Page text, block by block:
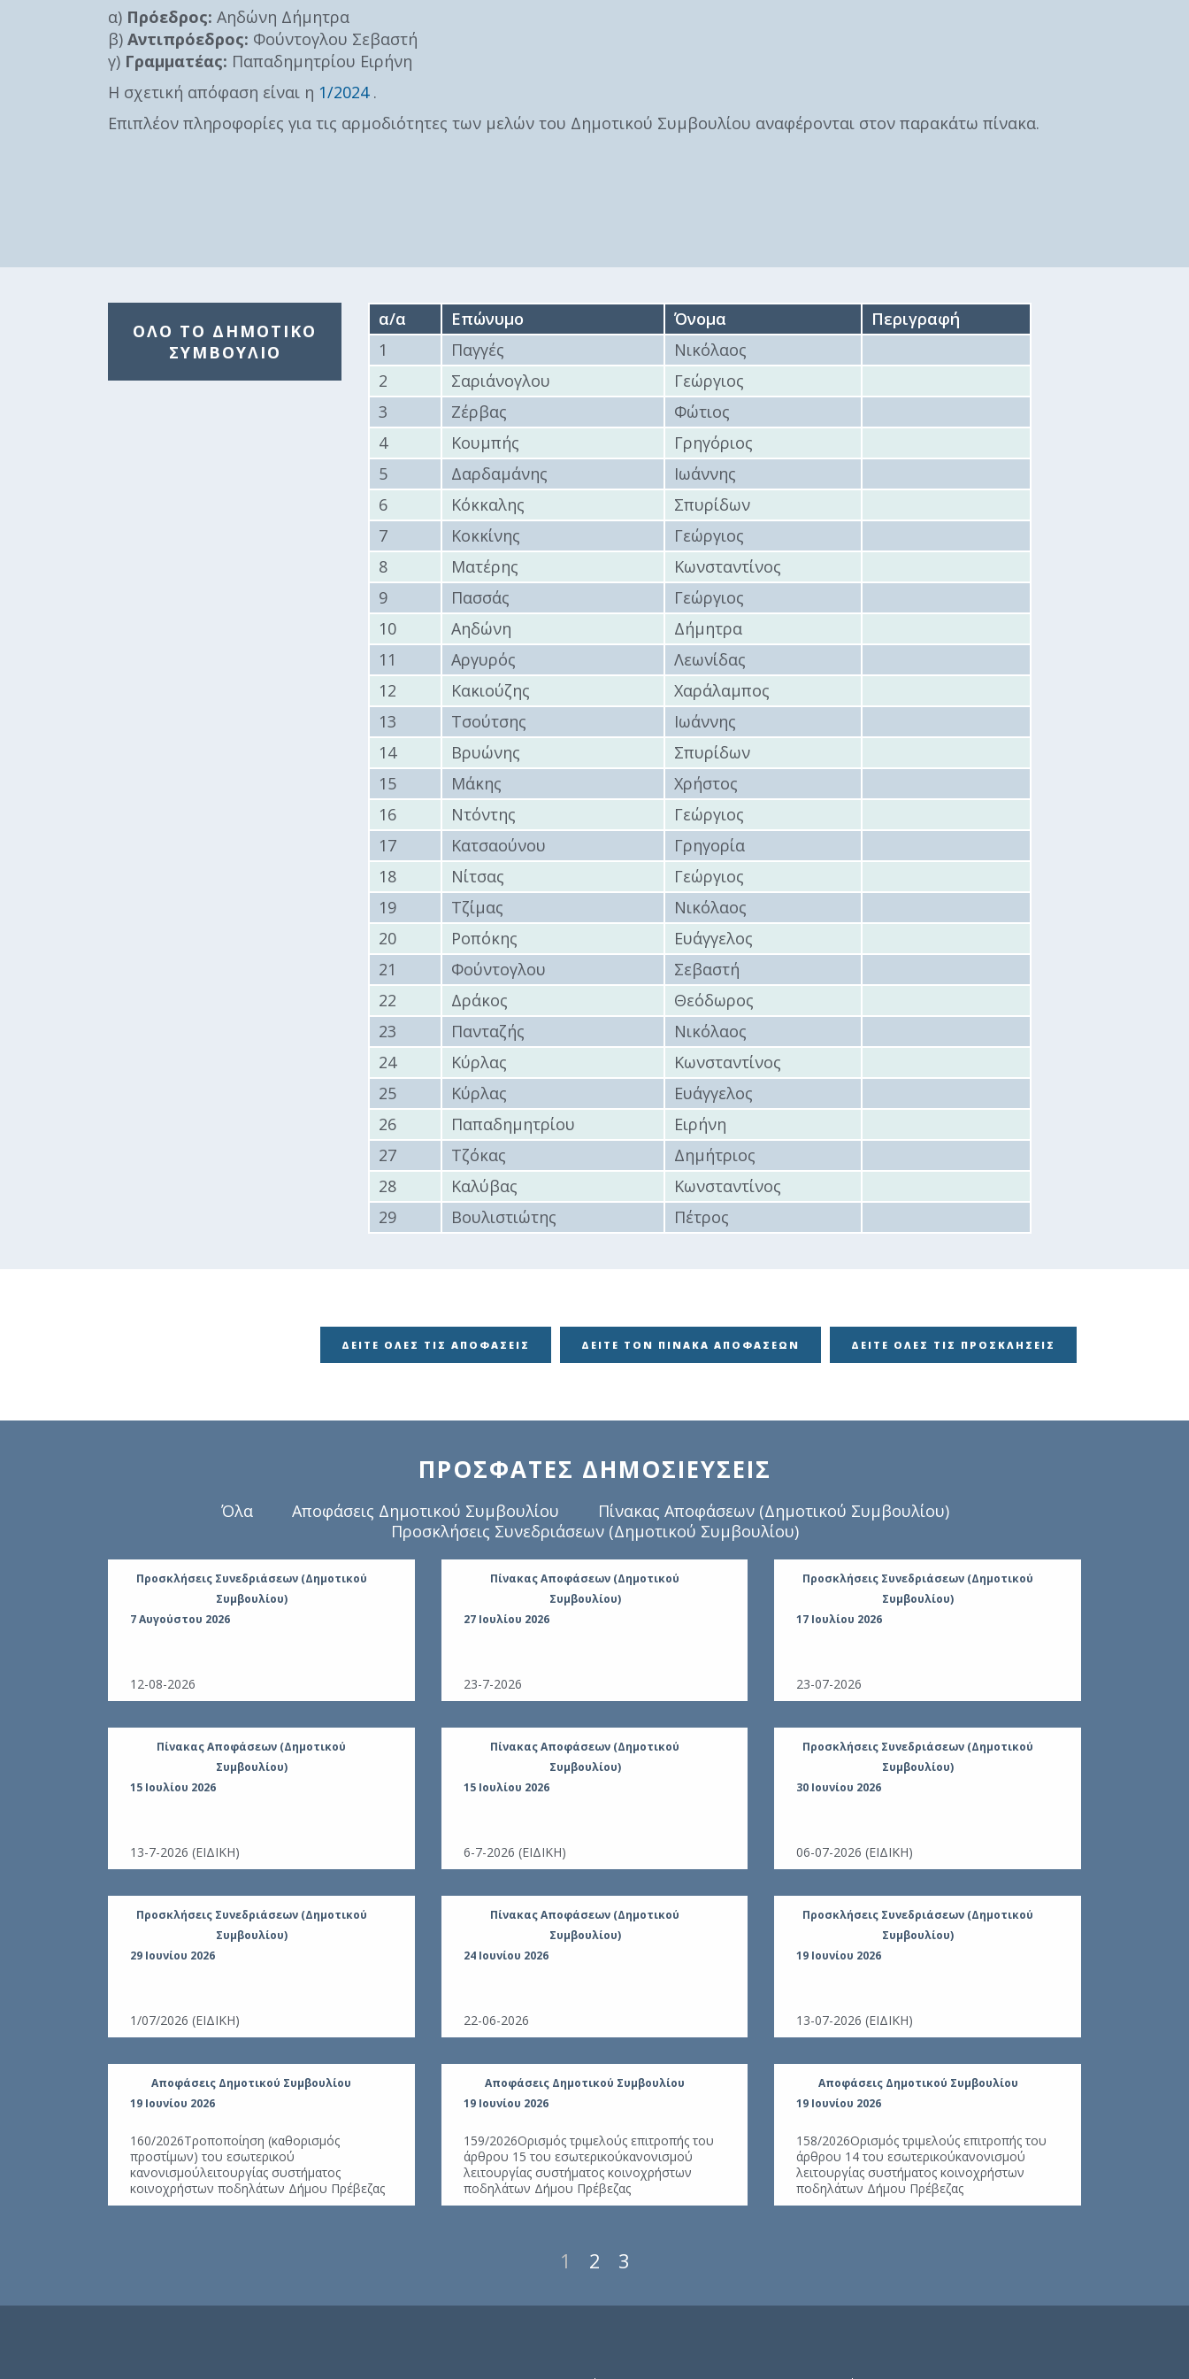
Επιτροπή
Δημοτικές
Ενότητες
Παιδικοί σταθμοί
Πρόγραμμα
Εκδηλώσεις
Δημοτική
Βιβλιοθήκη
Εθελοντισμού
Δήμου Πρέβεζας
Κέντρο δια βίου
α) Πρόεδρος: Αηδώνη Δήμητρα
β) Αντιπρόεδρος: Φούντογλου Σεβαστή
γ) Γραμματέας: Παπαδημητρίου Ειρήνη
Η σχετική απόφαση είναι η 1/2024.
Επιπλέον πληροφορίες για τις αρμοδιότητες των μελών του Δημοτικού Συμβουλίου αναφέρονται στον παρακάτω πίνακα.
ΌΛΟ ΤΟ ΔΗΜΟΤΙΚΌ
ΣΥΜΒΟΎΛΙΟ
α/α Επώνυμο Όνομα
Περιγραφή
1
Παγγές
Νικόλαος
2
Σαριάνογλου
Γεώργιος
3
Ζέρβας
Φώτιος
4
Κουμπής
Γρηγόριος
5
Δαρδαμάνης
Ιωάννης
6
Κόκκαλης
Σπυρίδων
7
Κοκκίνης
Γεώργιος
8
Ματέρης
Κωνσταντίνος
9
Πασσάς
Γεώργιος
10
Αηδώνη
Δήμητρα
11
Αργυρός
Λεωνίδας
12
Κακιούζης
Χαράλαμπος
13
Τσούτσης
Ιωάννης
14
Βρυώνης
Σπυρίδων
15
Μάκης
Χρήστος
16
Ντόντης
Γεώργιος
17
Κατσαούνου
Γρηγορία
18
Νίτσας
Γεώργιος
19
Τζίμας
Νικόλαος
20
Ροπόκης
Ευάγγελος
21
Φούντογλου
Σεβαστή
22
Δράκος
Θεόδωρος
23
Πανταζής
Νικόλαος
24
Κύρλας
Κωνσταντίνος
25
Κύρλας
Ευάγγελος
26
Παπαδημητρίου
Ειρήνη
27
Τζόκας
Δημήτριος
28
Καλύβας
Κωνσταντίνος
29
Βουλιστιώτης Πέτρος
ΔΕΊΤΕ ΌΛΕΣ ΤΙΣ ΠΡΟΣΚΛΉΣΕΙΣ
ΔΕΊΤΕ ΤΟΝ ΠΊΝΑΚΑ ΑΠΟΦΆΣΕΩΝ
ΔΕΊΤΕ ΌΛΕΣ ΤΙΣ ΑΠΟΦΆΣΕΙΣ
ΠΡΟΣΦΑΤΕΣ ΔΗΜΟΣΙΕΥΣΕΙΣ
Όλα Αποφάσεις Δημοτικού Συμβουλίου
Πίνακας Αποφάσεων (Δημοτικού Συμβουλίου)
Προσκλήσεις Συνεδριάσεων (Δημοτικού Συμβουλίου)
Προσκλήσεις Συνεδριάσεων (Δημοτικού
Συμβουλίου)
7 Αυγούστου 2026
12-08-2026
Πίνακας Αποφάσεων (Δημοτικού
Συμβουλίου)
27 Ιουλίου 2026
23-7-2026
Προσκλήσεις Συνεδριάσεων (Δημοτικού
Συμβουλίου)
17 Ιουλίου 2026
23-07-2026
Πίνακας Αποφάσεων (Δημοτικού
Συμβουλίου)
15 Ιουλίου 2026
13-7-2026 (ΕΙΔΙΚΗ)
Πίνακας Αποφάσεων (Δημοτικού
Συμβουλίου)
15 Ιουλίου 2026
6-7-2026 (ΕΙΔΙΚΗ)
Προσκλήσεις Συνεδριάσεων (Δημοτικού
Συμβουλίου)
30 Ιουνίου 2026
06-07-2026 (ΕΙΔΙΚΗ)
Προσκλήσεις Συνεδριάσεων (Δημοτικού
Συμβουλίου)
29 Ιουνίου 2026
1/07/2026 (ΕΙΔΙΚΗ)
Πίνακας Αποφάσεων (Δημοτικού
Συμβουλίου)
24 Ιουνίου 2026
22-06-2026
Προσκλήσεις Συνεδριάσεων (Δημοτικού
Συμβουλίου)
19 Ιουνίου 2026
13-07-2026 (ΕΙΔΙΚΗ)
Αποφάσεις Δημοτικού Συμβουλίου
19 Ιουνίου 2026
160/2026Τροποποίηση (καθορισμός
προστίμων) του εσωτερικού
κανονισμούλειτουργίας συστήματος
κοινοχρήστων ποδηλάτων Δήμου Πρέβεζας
Αποφάσεις Δημοτικού Συμβουλίου
19 Ιουνίου 2026
159/2026Ορισμός τριμελούς επιτροπής του
άρθρου 15 του εσωτερικούκανονισμού
λειτουργίας συστήματος κοινοχρήστων
ποδηλάτων Δήμου Πρέβεζας
Αποφάσεις Δημοτικού Συμβουλίου
19 Ιουνίου 2026
158/2026Ορισμός τριμελούς επιτροπής του
άρθρου 14 του εσωτερικούκανονισμού
λειτουργίας συστήματος κοινοχρήστων
ποδηλάτων Δήμου Πρέβεζας
1 2 3